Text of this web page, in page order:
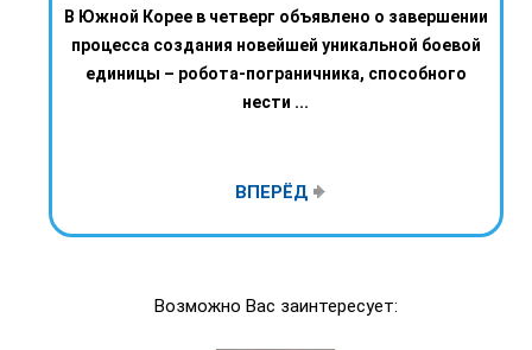
В Южной Корее в четверг объявлено о завершении
процесса создания новейшей уникальной боевой
единицы – робота-пограничника, способного
нести ...
ВПЕРЁД
Возможно Вас заинтересует: